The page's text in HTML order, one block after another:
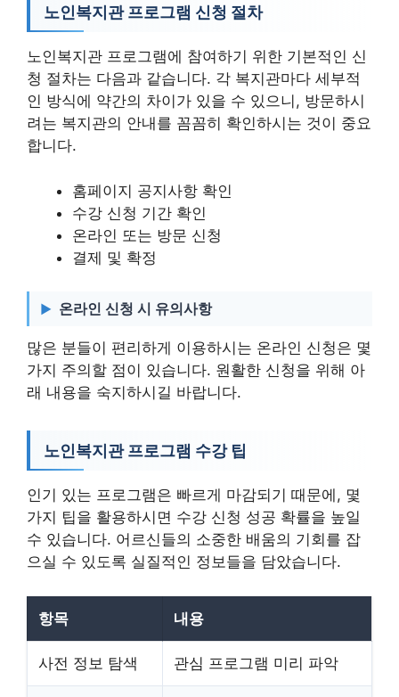
노인복지관 프로그램 신청 절차
노인복지관 프로그램에 참여하기 위한 기본적인 신
청 절차는 다음과 같습니다. 각 복지관마다 세부적
인 방식에 약간의 차이가 있을 수 있으니, 방문하시
려는 복지관의 안내를 꼼꼼히 확인하시는 것이 중요
합니다.
홈페이지 공지사항 확인
수강 신청 기간 확인
온라인 또는 방문 신청
결제 및 확정
온라인 신청 시 유의사항
많은 분들이 편리하게 이용하시는 온라인 신청은 몇
가지 주의할 점이 있습니다. 원활한 신청을 위해 아
래 내용을 숙지하시길 바랍니다.
노인복지관 프로그램 수강 팁
인기 있는 프로그램은 빠르게 마감되기 때문에, 몇
가지 팁을 활용하시면 수강 신청 성공 확률을 높일
수 있습니다. 어르신들의 소중한 배움의 기회를 잡
으실 수 있도록 실질적인 정보들을 담았습니다.
항목 내용
사전 정보 탐색 관심 프로그램 미리 파악